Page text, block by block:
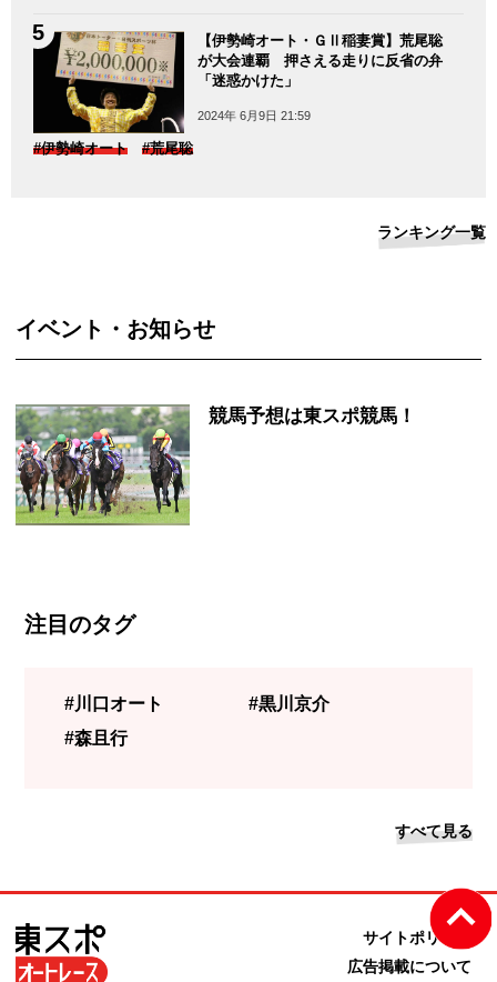
【伊勢崎オート・ＧⅡ稲妻賞】荒尾聡
が大会連覇 押さえる走りに反省の弁
「迷惑かけた」
2024年 6月9日 21:59
#伊勢崎オート #荒尾聡
ランキング一覧
イベント・お知らせ
競馬予想は東スポ競馬！
注目のタグ
#川口オート
#黒川京介
#森且行
すべて見る
サイトポリシー
広告掲載について